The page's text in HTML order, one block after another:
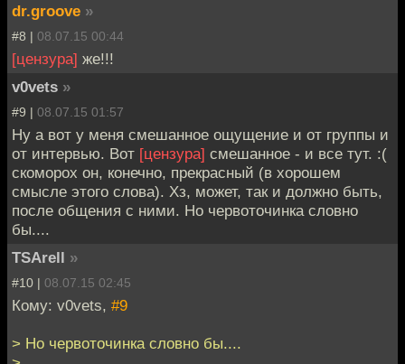
dr.groove »
#8 | 08.07.15 00:44
[цензура] же!!!
v0vets »
#9 | 08.07.15 01:57
Ну а вот у меня смешанное ощущение и от группы и
от интервью. Вот [цензура] смешанное - и все тут. :(
скоморох он, конечно, прекрасный (в хорошем
смысле этого слова). Хз, может, так и должно быть,
после общения с ними. Но червоточинка словно
бы....
TSArell »
#10 | 08.07.15 02:45
Кому: v0vets, #9
> Но червоточинка словно бы....